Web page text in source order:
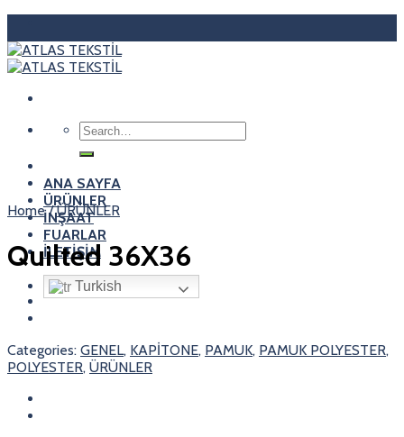
to
content
Search
for:
ANA SAYFA
ÜRÜNLER
İNŞAAT
FUARLAR
İLETİŞİM
Turkish
Home / ÜRÜNLER
Quilted 36X36
Categories: GENEL, KAPİTONE, PAMUK, PAMUK POLYESTER,
POLYESTER, ÜRÜNLER